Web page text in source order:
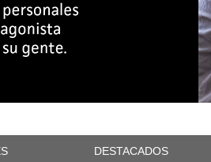
DESTACADOS